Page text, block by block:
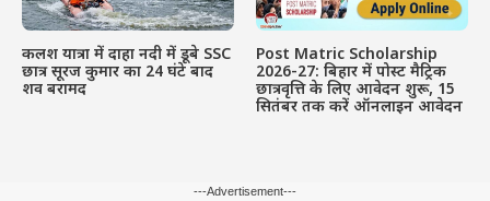
कलश यात्रा में दाहा नदी में डूबे SSC
छात्र सूरज कुमार का 24 घंटे बाद
शव बरामद
Post Matric Scholarship
2026-27: बिहार में पोस्ट मैट्रिक
छात्रवृत्ति के लिए आवेदन शुरू, 15
सितंबर तक करें ऑनलाइन आवेदन
---Advertisement---